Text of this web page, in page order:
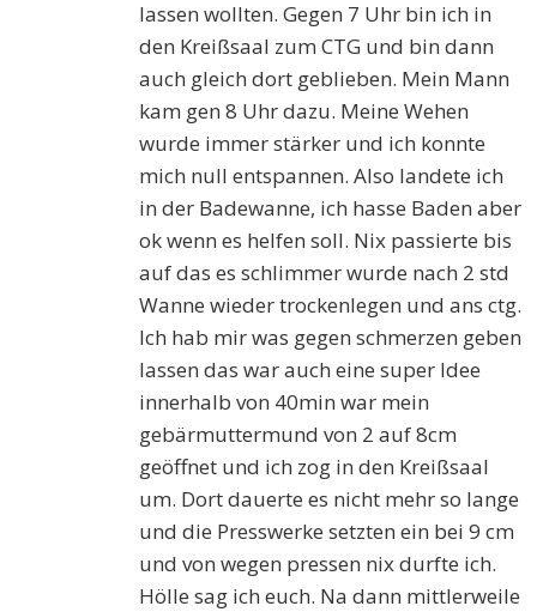
lassen wollten. Gegen 7 Uhr bin ich in
den Kreißsaal zum CTG und bin dann
auch gleich dort geblieben. Mein Mann
kam gen 8 Uhr dazu. Meine Wehen
wurde immer stärker und ich konnte
mich null entspannen. Also landete ich
in der Badewanne, ich hasse Baden aber
ok wenn es helfen soll. Nix passierte bis
auf das es schlimmer wurde nach 2 std
Wanne wieder trockenlegen und ans ctg.
Ich hab mir was gegen schmerzen geben
lassen das war auch eine super Idee
innerhalb von 40min war mein
gebärmuttermund von 2 auf 8cm
geöffnet und ich zog in den Kreißsaal
um. Dort dauerte es nicht mehr so lange
und die Presswerke setzten ein bei 9 cm
und von wegen pressen nix durfte ich.
Hölle sag ich euch. Na dann mittlerweile